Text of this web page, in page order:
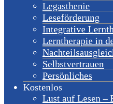
Legasthenie
Leseförderung
Integrative
Lerntherapie in
Selbstvertrauen
Persönliches
Kostenlos
Lust auf Lesen –